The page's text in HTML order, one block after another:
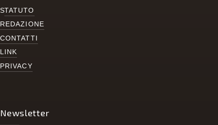
STATUTO
REDAZIONE
CONTATTI
LINK
PRIVACY
Newsletter